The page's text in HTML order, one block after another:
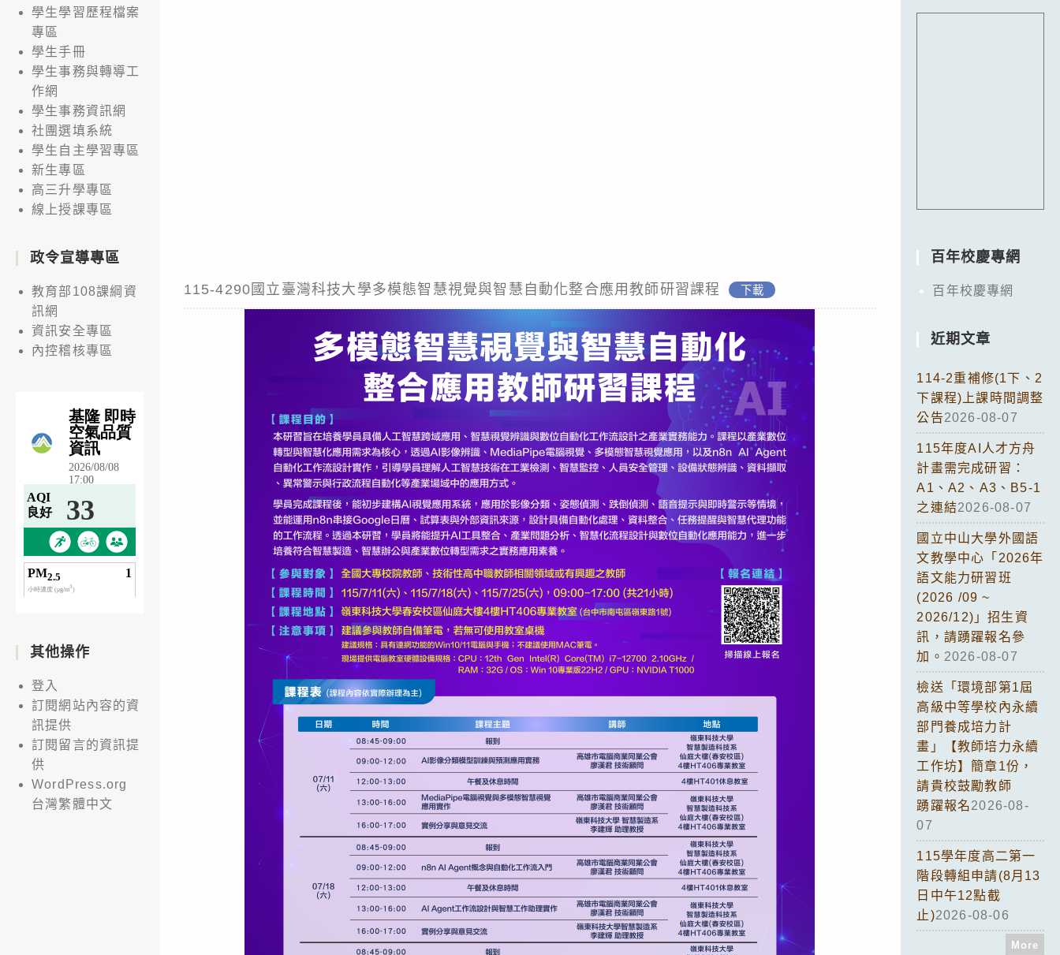
115-4290國立臺灣科技大學多模態智慧視覺與智慧自動化整合應用教師研習課程 下載
學生學習歷程檔案
專區
學生手冊
學生事務與轉導工
作網
學生事務資訊網
社團選填系統
學生自主學習專區
新生專區
高三升學專區
線上授課專區
政令宣導專區
教育部108課綱資
訊網
資訊安全專區
內控稽核專區
其他操作
登入
訂閱網站內容的資
訊提供
訂閱留言的資訊提
供
WordPress.org
台灣繁體中文
百年校慶專網
百年校慶專網
近期文章
114-2重補修(1下、2
下課程)上課時間調整
公告2026-08-07
115年度AI人才方舟
計畫需完成研習：
A1、A2、A3、B5-1
之連結2026-08-07
國立中山大學外國語
文教學中心「2026年
語文能力研習班
(2026 /09 ~
2026/12)」招生資
訊，請踴躍報名參
加。 2026-08-07
檢送「環境部第1屆
高級中等學校內永續
部門養成培力計
畫」【教師培力永續
工作坊】簡章1份，
請貴校鼓勵教師
踴躍報名2026-08-
07
115學年度高二第一
階段轉組申請(8月13
日中午12點截
止)2026-08-06
More